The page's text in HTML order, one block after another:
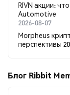
RIVN акции:
Automotive
2026-08-07
Morpheus
перспективы
Блог Ribbit